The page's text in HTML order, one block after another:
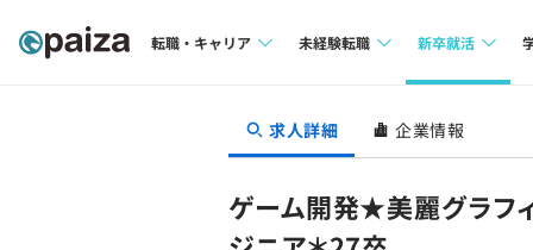
転職・キャリア
転職成功ガイド
未経験転職
求人検索
転職成功ガイド
新卒就活
本選考
インターン
求人詳細 企業情報
ゲーム開発★美麗グラフ